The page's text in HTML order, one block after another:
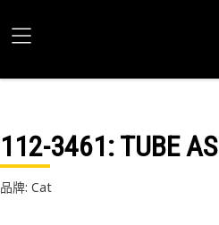
112-3461: TUBE AS
品牌: Cat